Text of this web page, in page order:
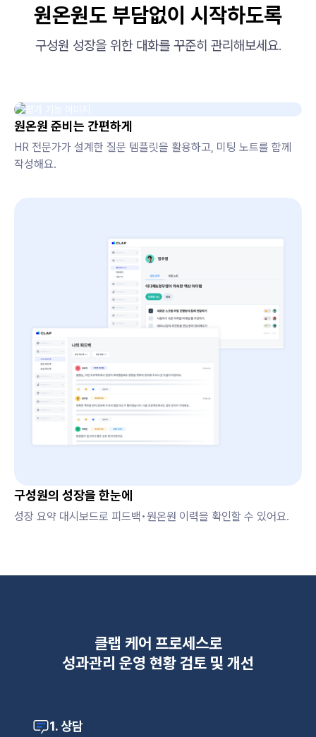
원온원도 부담없이 시작하도록
구성원 성장을 위한 대화를 꾸준히 관리해보세요.
원온원 준비는 간편하게
HR 전문가가 설계한 질문 템플릿을 활용하고, 미팅 노트를 함께
작성해요.
구성원의 성장을 한눈에
성장 요약 대시보드로 피드백•원온원 이력을 확인할 수 있어요.
클랩 케어 프로세스로
‍성과관리 운영 현황 검토 및 개선
1. 상담